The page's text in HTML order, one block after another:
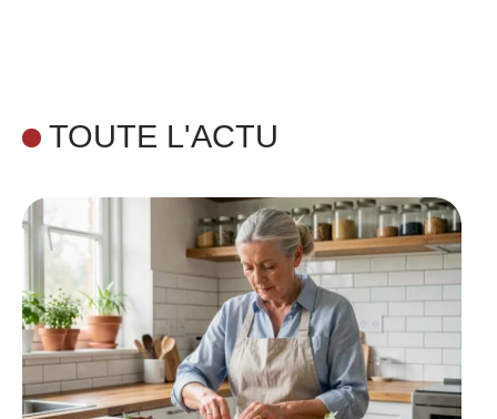
TOUTE L'ACTU